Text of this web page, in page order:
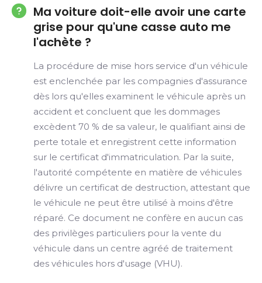
Ma voiture doit-elle avoir une carte
grise pour qu'une casse auto me
l'achète ?
La procédure de mise hors service d'un véhicule
est enclenchée par les compagnies d'assurance
dès lors qu'elles examinent le véhicule après un
accident et concluent que les dommages
excèdent 70 % de sa valeur, le qualifiant ainsi de
perte totale et enregistrent cette information
sur le certificat d'immatriculation. Par la suite,
l'autorité compétente en matière de véhicules
délivre un certificat de destruction, attestant que
le véhicule ne peut être utilisé à moins d'être
réparé. Ce document ne confère en aucun cas
des privilèges particuliers pour la vente du
véhicule dans un centre agréé de traitement
des véhicules hors d'usage (VHU).